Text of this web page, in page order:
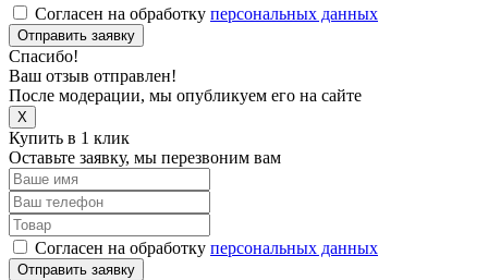
Согласен на обработку персональных данных
Отправить заявку
Спасибо!
Ваш отзыв отправлен!
После модерации, мы опубликуем его на сайте
X
Купить в 1 клик
Оставьте заявку, мы перезвоним вам
Согласен на обработку персональных данных
Отправить заявку